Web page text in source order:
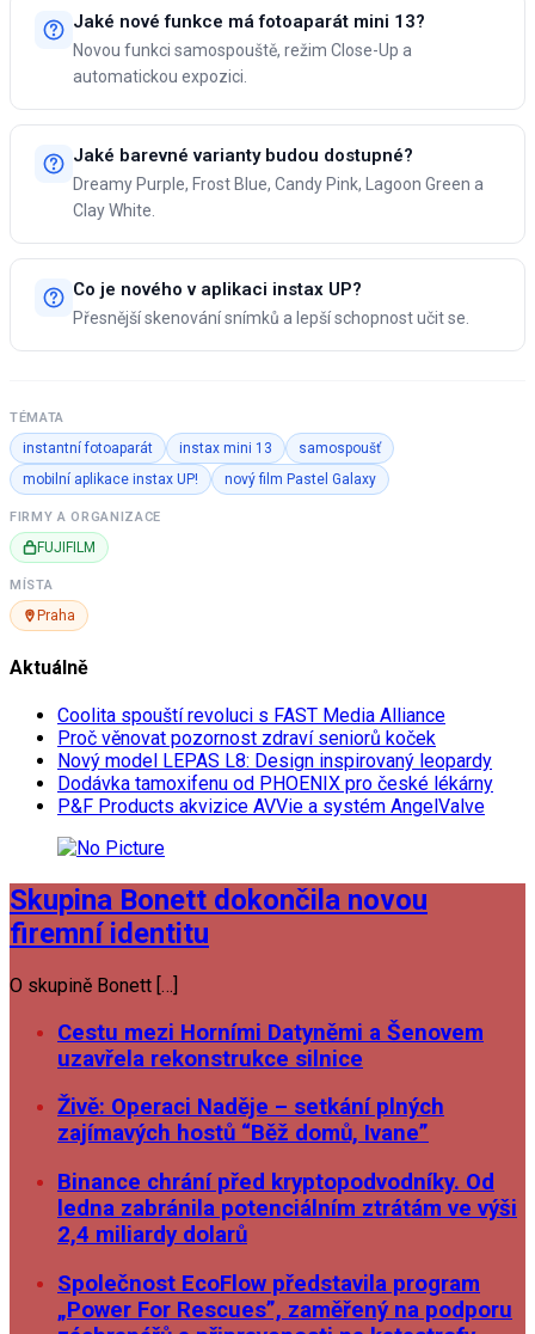
Jaké nové funkce má fotoaparát mini 13?
Novou funkci samospouště, režim Close-Up a
automatickou expozici.
Jaké barevné varianty budou dostupné?
Dreamy Purple, Frost Blue, Candy Pink, Lagoon Green a
Clay White.
Co je nového v aplikaci instax UP?
Přesnější skenování snímků a lepší schopnost učit se.
TÉMATA
instantní fotoaparát instax mini 13
samospoušť
mobilní aplikace instax UP!
nový film Pastel Galaxy
FIRMY A ORGANIZACE
FUJIFILM
MÍSTA
Praha
Aktuálně
Coolita spouští revoluci s FAST Media Alliance
Proč věnovat pozornost zdraví seniorů koček
Nový model LEPAS L8: Design inspirovaný leopardy
Dodávka tamoxifenu od PHOENIX pro české lékárny
P&F Products akvizice AVVie a systém AngelValve
Skupina Bonett dokončila novou
firemní identitu
O skupině Bonett […]
Cestu mezi Horními Datyněmi a Šenovem
uzavřela rekonstrukce silnice
Živě: Operaci Naděje – setkání plných
zajímavých hostů “Běž domů, Ivane”
Binance chrání před kryptopodvodníky. Od
ledna zabránila potenciálním ztrátám ve výši
2,4 miliardy dolarů
Společnost EcoFlow představila program
„Power For Rescues”, zaměřený na podporu